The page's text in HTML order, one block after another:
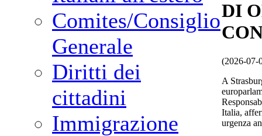
Comites/Consiglio
Generale
Diritti dei
cittadini
Immigrazione
DI
(2026-07-
A
Italia,
urgenza